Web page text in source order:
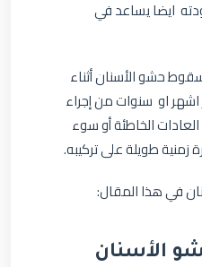
ايضا يساعد في
حشو الأسنان أثناء
اشهر او سنوات من إجراء
الخاطئة أو سوء
زمنية طويلة على تركيبه.
في هذا المقال:
الأسنان